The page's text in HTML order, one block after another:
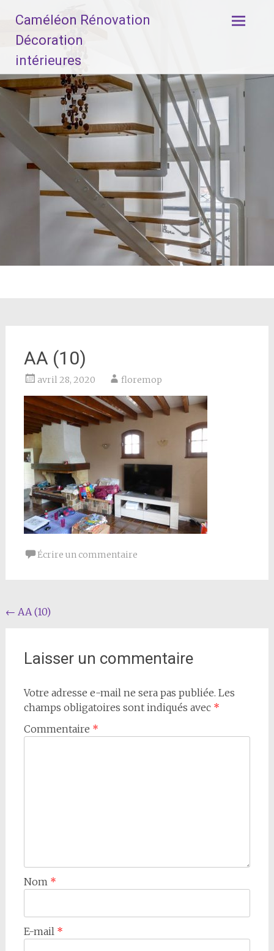
contenu
Caméléon Rénovation
Décoration
intérieures
AA (10)
avril 28, 2020 floremop
Écrire un commentaire
Navigation
l'article
← AA (10)
Laisser un commentaire
Votre adresse e-mail ne sera pas publiée. Les
champs obligatoires sont indiqués avec *
Commentaire *
Nom *
E-mail *